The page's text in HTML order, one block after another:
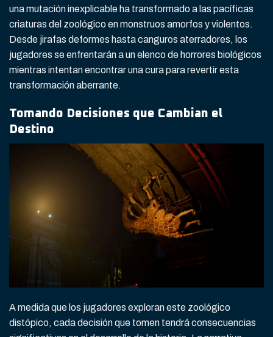
una mutación inexplicable ha transformado a las pacíficas
criaturas del zoológico en monstruos amorfos y violentos.
Desde jirafas deformes hasta canguros aterradores, los
jugadores se enfrentarán a un elenco de horrores biológicos
mientras intentan encontrar una cura para revertir esta
transformación aberrante.
Tomando Decisiones que Cambian el
Destino
A medida que los jugadores exploran este zoológico
distópico, cada decisión que tomen tendrá consecuencias